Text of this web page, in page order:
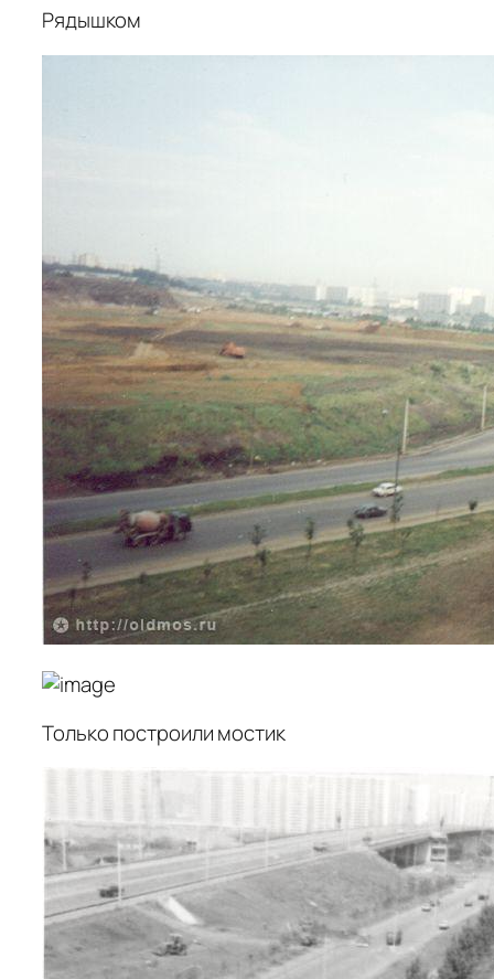
Рядышком
Только построили мостик